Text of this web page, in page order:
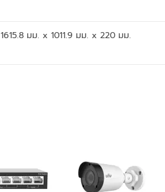
1615.8 มม. x 1011.9 มม. x 220 มม.